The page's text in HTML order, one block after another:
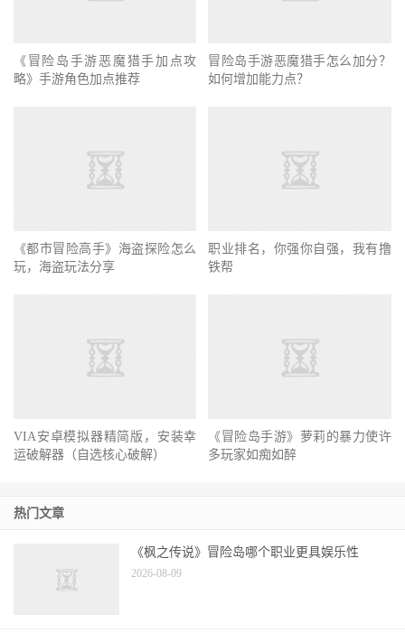
《冒险岛手游恶魔猎手加点攻
略》手游角色加点推荐
如何增加能力点？
《都市冒险高手》海盗探险怎么
玩，海盗玩法分享
职业排名，你强你自强，我有撸
铁帮
VIA安卓模拟器精简版，安装幸
运破解器（自选核心破解）
《冒险岛手游》萝莉的暴力使许
多玩家如痴如醉
热门文章
《枫之传说》冒险岛哪个职业更具娱乐性
2026-08-09